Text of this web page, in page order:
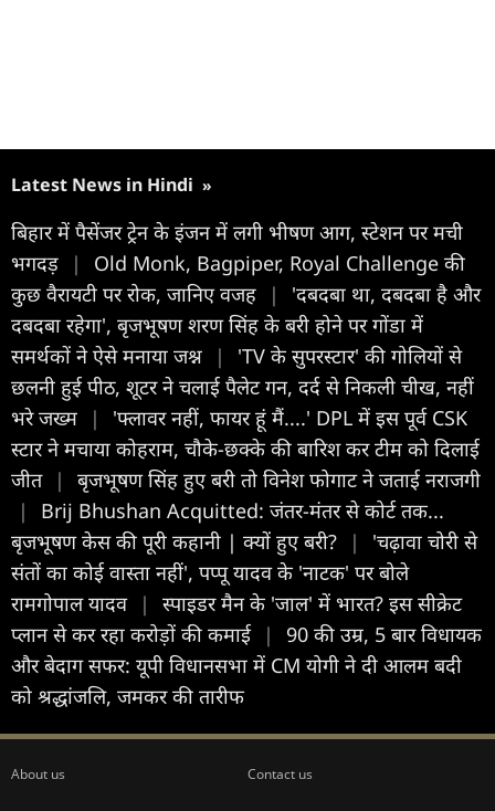
Latest News in Hindi »
बिहार में पैसेंजर ट्रेन के इंजन में लगी भीषण आग, स्टेशन पर मची
भगदड़
|
Old Monk, Bagpiper, Royal Challenge की
कुछ वैरायटी पर रोक, जानिए वजह
|
'दबदबा था, दबदबा है और
दबदबा रहेगा', बृजभूषण शरण सिंह के बरी होने पर गोंडा में
समर्थकों ने ऐसे मनाया जश्न
|
'TV के सुपरस्टार' की गोलियों से
छलनी हुई पीठ, शूटर ने चलाई पैलेट गन, दर्द से निकली चीख, नहीं
भरे जख्म
|
'फ्लावर नहीं, फायर हूं मैं....' DPL में इस पूर्व CSK
स्टार ने मचाया कोहराम, चौके-छक्के की बारिश कर टीम को दिलाई
जीत |
बृजभूषण सिंह हुए बरी तो विनेश फोगाट ने जताई नराजगी
|
Brij Bhushan Acquitted: जंतर-मंतर से कोर्ट तक...
बृजभूषण केस की पूरी कहानी | क्यों हुए बरी?
|
'चढ़ावा चोरी से
संतों का कोई वास्ता नहीं', पप्पू यादव के 'नाटक' पर बोले
रामगोपाल यादव |
स्पाइडर मैन के 'जाल' में भारत? इस सीक्रेट
प्लान से कर रहा करोड़ों की कमाई
|
90 की उम्र, 5 बार विधायक
और बेदाग सफर: यूपी विधानसभा में CM योगी ने दी आलम बदी
को श्रद्धांजलि, जमकर की तारीफ
About us Contact us